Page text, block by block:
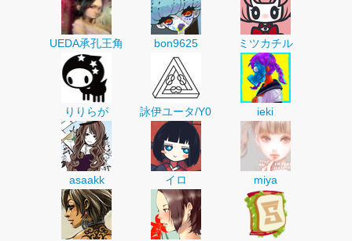
UEDA承孔王角 bon9625 ミツカチル
りりらが 詠伊ユータ/Y0 ieki
asaakk イロ miya